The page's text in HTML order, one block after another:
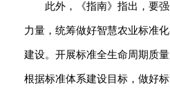
此外，《指南》指出，要
力量，统筹做好智慧农业标准
建设。开展标准全生命周期质
根据标准体系建设目标，做好